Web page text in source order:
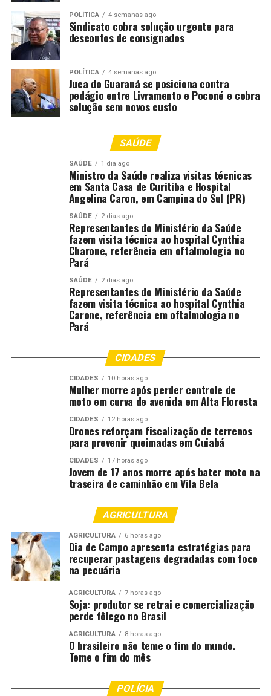
Entrada solidária: 1 kg de alimento.
Público estimado: 30 mil pessoas por dia
Programação inclui missas, adoração, pregações e
shows nacionais como Irmã Ana Paula, Tony
Allyson, Padre Bruno Costa e Banda Colo de
Deus.
Abertura na Arena Pantanal (12/02).
Programação principal no Grande Templo.
Público estimado: 30 mil pessoas por dia
Cultos, ministrações e apresentações de diversos
cantores gospel.
Programação Sesc-MT
Sesc Arsenal (13, 14, 15 e 17/02)
Entrada solidária: 1 litro de leite.
Público estimado: 2 mil pessoas por dia.
Sesc Balneário Dr. Meirelles (14, 15 e 17/02)
Funcionamento das 9h às 16h30 (day use).
Entrada gratuita para credenciados Sesc, idosos,
PCDs e doadores de sangue demais pagam
ingresso.
Há outras opções de lazer e turismo
Aquário Municipal: fechado na segunda (16) e
aberto terça (17) e quarta (18), das 9h às 18h
(gratuito).
Museu do Rio: fechado na segunda e aberto terça
e quarta, das 9h às 18h.
Mercado do Porto: funcionamento especial
conforme programação.
MISC e Museu do Morro da Caixa D’Água Velha:
Parque Tia Nair: aberto diariamente, das 5h às
POLÍTICA 4 semanas ago
Sindicato cobra solução urgente para
descontos de consignados
POLÍTICA 4 semanas ago
Juca do Guaraná se posiciona contra
pedágio entre Livramento e Poconé e cobra
solução sem novos custo
SAÚDE
SAÚDE 1 dia ago
Ministro da Saúde realiza visitas técnicas
em Santa Casa de Curitiba e Hospital
Angelina Caron, em Campina do Sul (PR)
SAÚDE 2 dias ago
Representantes do Ministério da Saúde
fazem visita técnica ao hospital Cynthia
Charone, referência em oftalmologia no
Pará
SAÚDE 2 dias ago
Representantes do Ministério da Saúde
fazem visita técnica ao hospital Cynthia
Carone, referência em oftalmologia no
Pará
CIDADES
CIDADES 10 horas ago
Mulher morre após perder controle de
moto em curva de avenida em Alta Floresta
CIDADES 12 horas ago
Drones reforçam fiscalização de terrenos
para prevenir queimadas em Cuiabá
CIDADES 17 horas ago
Jovem de 17 anos morre após bater moto na
traseira de caminhão em Vila Bela
AGRICULTURA
AGRICULTURA 6 horas ago
Dia de Campo apresenta estratégias para
recuperar pastagens degradadas com foco
na pecuária
AGRICULTURA 7 horas ago
Soja: produtor se retrai e comercialização
perde fôlego no Brasil
AGRICULTURA 8 horas ago
O brasileiro não teme o fim do mundo.
Teme o fim do mês
POLÍCIA